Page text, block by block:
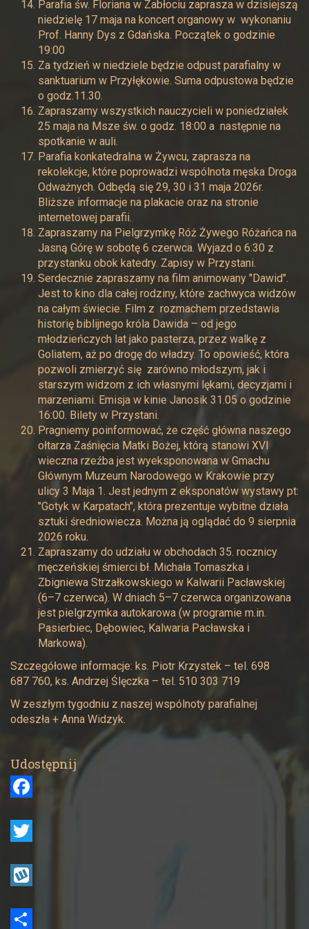
Parafia św. Floriana w Zabłociu zaprasza w dzisiejszą
niedzielę 17 maja na koncert organowy w wykonaniu
Prof. Hanny Dys z Gdańska. Początek o godzinie
19:00
Za tydzień w niedziele będzie odpust parafialny w
sanktuarium w Przyłękowie. Suma odpustowa będzie
o godz.11.30.
Zapraszamy wszystkich nauczycieli w poniedziałek
25 maja na Msze św. o godz. 18:00 a następnie na
spotkanie w auli.
Parafia konkatedralna w Żywcu, zaprasza na
rekolekcje, które poprowadzi wspólnota męska Droga
Odważnych. Odbędą się 29, 30 i 31 maja 2026r.
Bliższe informacje na plakacie oraz na stronie
internetowej parafii.
Zapraszamy na Pielgrzymkę Róż Żywego Różańca na
Jasną Górę w sobotę 6 czerwca. Wyjazd o 6:30 z
przystanku obok katedry. Zapisy w Przystani.
Serdecznie zapraszamy na film animowany "Dawid".
Jest to kino dla całej rodziny, które zachwyca widzów
na całym świecie. Film z rozmachem przedstawia
historię biblijnego króla Dawida – od jego
młodzieńczych lat jako pasterza, przez walkę z
Goliatem, aż po drogę do władzy. To opowieść, która
pozwoli zmierzyć się zarówno młodszym, jak i
starszym widzom z ich własnymi lękami, decyzjami i
marzeniami. Emisja w kinie Janosik 31.05 o godzinie
16:00. Bilety w Przystani.
Pragniemy poinformować, że część główna naszego
ołtarza Zaśnięcia Matki Bożej, którą stanowi XVI
wieczna rzeźba jest wyeksponowana w Gmachu
Głównym Muzeum Narodowego w Krakowie przy
ulicy 3 Maja 1. Jest jednym z eksponatów wystawy pt:
"Gotyk w Karpatach", która prezentuje wybitne działa
sztuki średniowiecza. Można ją oglądać do 9 sierpnia
2026 roku.
Zapraszamy do udziału w obchodach 35. rocznicy
męczeńskiej śmierci bł. Michała Tomaszka i
Zbigniewa Strzałkowskiego w Kalwarii Pacławskiej
(6–7 czerwca). W dniach 5–7 czerwca organizowana
jest pielgrzymka autokarowa (w programie m.in.
Pasierbiec, Dębowiec, Kalwaria Pacławska i
Markowa).
Szczegółowe informacje: ks. Piotr Krzystek – tel. 698
687 760, ks. Andrzej Ślęczka – tel. 510 303 719
W zeszłym tygodniu z naszej wspólnoty parafialnej
odeszła + Anna Widzyk.
Udostępnij
a
e
o
w
y